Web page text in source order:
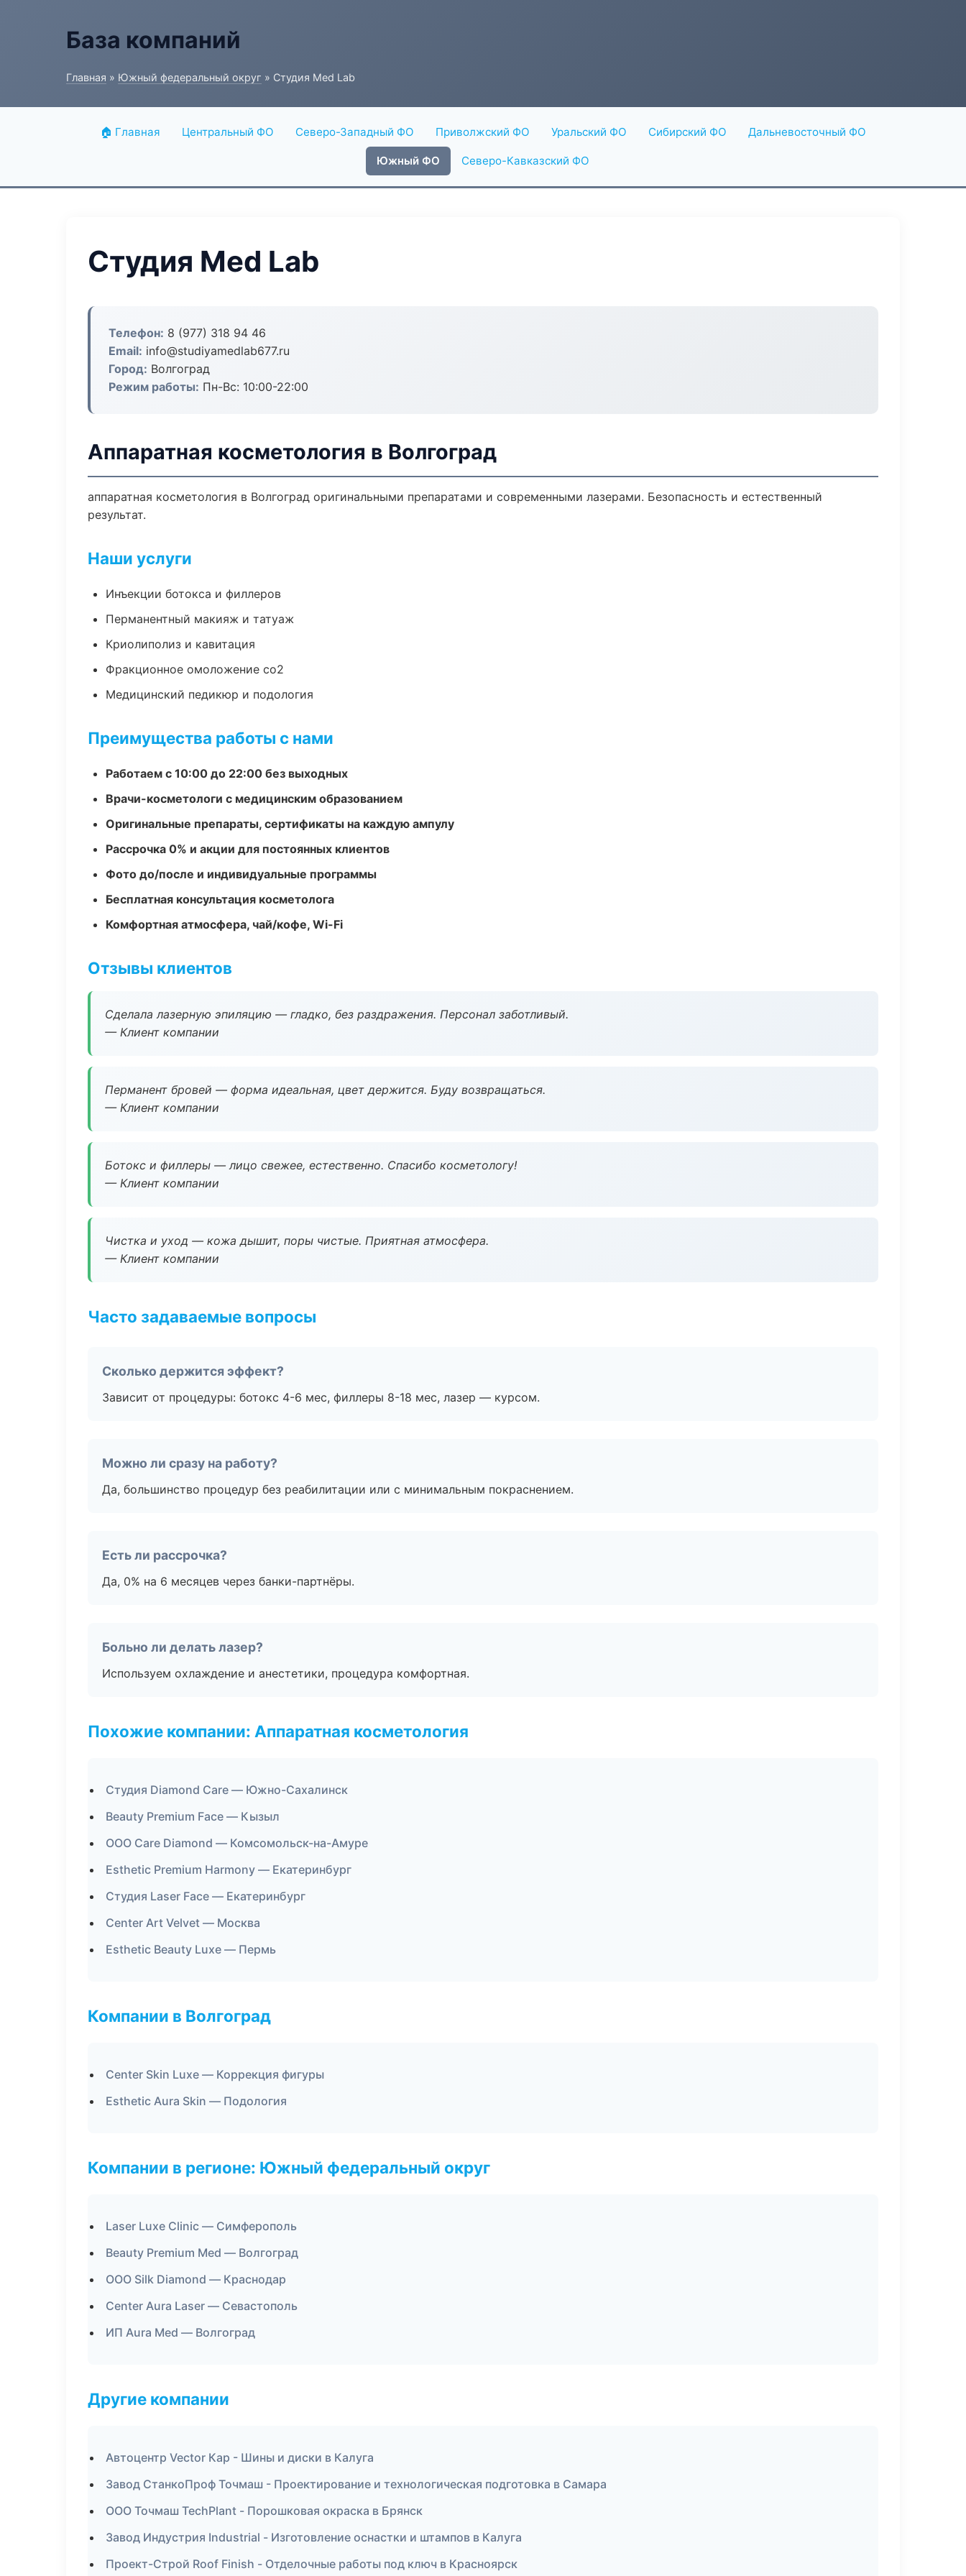
База компаний
Главная » Южный федеральный округ » Студия Med Lab
🏠 Главная Центральный ФО Северо-Западный ФО Приволжский ФО Уральский ФО Сибирский ФО Дальневосточный ФО
Южный ФО Северо-Кавказский ФО
Студия Med Lab
Телефон: 8 (977) 318 94 46
Email: info@studiyamedlab677.ru
Город: Волгоград
Режим работы: Пн-Вс: 10:00-22:00
Аппаратная косметология в Волгоград
аппаратная косметология в Волгоград оригинальными препаратами и современными лазерами. Безопасность и естественный
результат.
Наши услуги
Инъекции ботокса и филлеров
Перманентный макияж и татуаж
Криолиполиз и кавитация
Фракционное омоложение co2
Медицинский педикюр и подология
Преимущества работы с нами
Работаем с 10:00 до 22:00 без выходных
Врачи-косметологи с медицинским образованием
Оригинальные препараты, сертификаты на каждую ампулу
Рассрочка 0% и акции для постоянных клиентов
Фото до/после и индивидуальные программы
Бесплатная консультация косметолога
Комфортная атмосфера, чай/кофе, Wi-Fi
Отзывы клиентов
Сделала лазерную эпиляцию — гладко, без раздражения. Персонал заботливый.
— Клиент компании
Перманент бровей — форма идеальная, цвет держится. Буду возвращаться.
— Клиент компании
Ботокс и филлеры — лицо свежее, естественно. Спасибо косметологу!
— Клиент компании
Чистка и уход — кожа дышит, поры чистые. Приятная атмосфера.
— Клиент компании
Часто задаваемые вопросы
Сколько держится эффект?
Зависит от процедуры: ботокс 4-6 мес, филлеры 8-18 мес, лазер — курсом.
Можно ли сразу на работу?
Да, большинство процедур без реабилитации или с минимальным покраснением.
Есть ли рассрочка?
Да, 0% на 6 месяцев через банки-партнёры.
Больно ли делать лазер?
Используем охлаждение и анестетики, процедура комфортная.
Похожие компании: Аппаратная косметология
Студия Diamond Care — Южно-Сахалинск
Beauty Premium Face — Кызыл
ООО Care Diamond — Комсомольск-на-Амуре
Esthetic Premium Harmony — Екатеринбург
Студия Laser Face — Екатеринбург
Center Art Velvet — Москва
Esthetic Beauty Luxe — Пермь
Компании в Волгоград
Center Skin Luxe — Коррекция фигуры
Esthetic Aura Skin — Подология
Компании в регионе: Южный федеральный округ
Laser Luxe Clinic — Симферополь
Beauty Premium Med — Волгоград
ООО Silk Diamond — Краснодар
Center Aura Laser — Севастополь
ИП Aura Med — Волгоград
Другие компании
Автоцентр Vector Кар - Шины и диски в Калуга
Завод СтанкоПроф Точмаш - Проектирование и технологическая подготовка в Самара
ООО Точмаш TechPlant - Порошковая окраска в Брянск
Завод Индустрия Industrial - Изготовление оснастки и штампов в Калуга
Проект-Строй Roof Finish - Отделочные работы под ключ в Красноярск